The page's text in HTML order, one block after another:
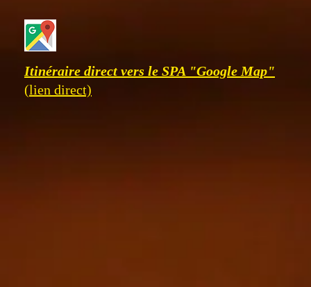
Itinéraire direct vers le SPA "Google Map"
(lien direct)